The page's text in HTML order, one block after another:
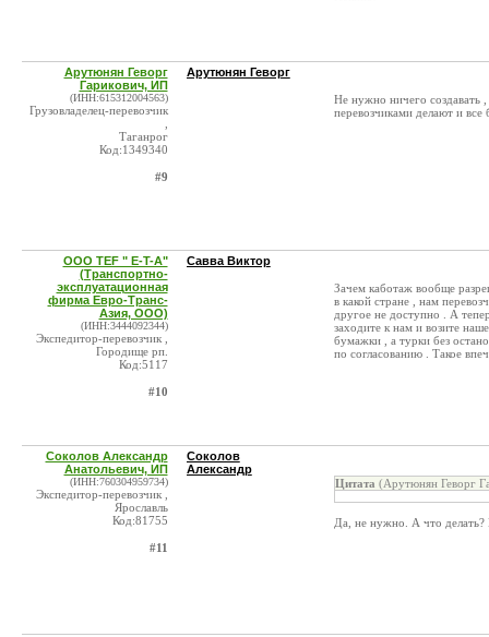
Арутюнян Геворг
Гарикович, ИП
(ИНН:615312004563)
Грузовладелец-перевозчик
Таганрог
Код:1349340
#9
Арутюнян Геворг
Не нужно ничего создавать ,
перевозчиками делают и
OOO TEF " E-T-A"
(Транспортно-
эксплуатационная
фирма Евро-Транс-
Азия, ООО)
(ИНН:3444092344)
Экспедитор-перевозчик ,
Городище рп.
Код:5117
#10
Савва Виктор
Зачем каботаж вообще
в какой стране , нам
другое не доступно . А
заходите к нам и возите
бумажки , а турки без
по согласованию . Такое
Соколов Александр
Анатольевич, ИП
(ИНН:760304959734)
Экспедитор-перевозчик ,
Ярославль
Код:81755
#11
Соколов
Александр
Цитата (Арутюнян Геворг
Да, не нужно. А что